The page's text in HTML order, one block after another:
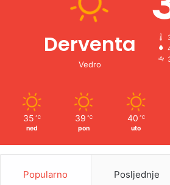
Derventa
Vedro
35 ℃
ned
39 ℃
pon
40 ℃
uto
Popularno Posljednje